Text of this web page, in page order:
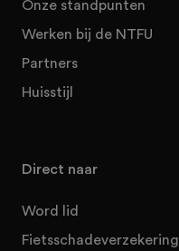
Onze standpunten
Werken bij de NTFU
Partners
Huisstijl
Direct naar
Word lid
Fietsschadeverzekering